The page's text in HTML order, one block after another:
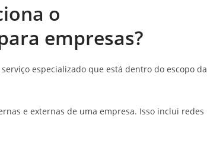
o
empresas?
especializado que está dentro do escopo da
e externas de uma empresa. Isso inclui redes